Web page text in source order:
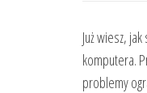
Już wiesz,
komputera.
problemy